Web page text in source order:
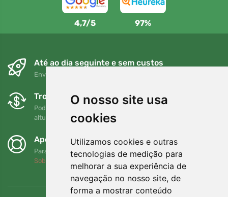
O nosso site usa
cookies
Utilizamos cookies e outras
tecnologias de medição para
melhorar a sua experiência de
navegação no nosso site, de
forma a mostrar conteúdo
4,7/5 97%
Até ao dia seguinte e sem custos
Envio gratuito para encomendas superiores a 80 EUR
Trocas e devoluções gratuitas
Pode devolver ou trocar a sua encomenda em qualquer
altura no prazo de 90 dias
Apoiamos a Trees.org
Para cada encomenda plantamos uma árvore! Leia mais
Sobre nós